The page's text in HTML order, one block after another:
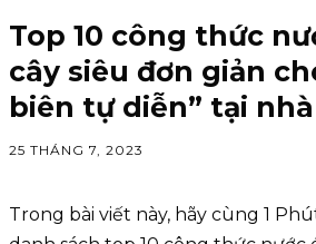
Top 10 công thức
cây siêu đơn giản
biên tự diễn” tại nhà
25 THÁNG 7, 2023
Trong bài viết này, hãy cùng 1